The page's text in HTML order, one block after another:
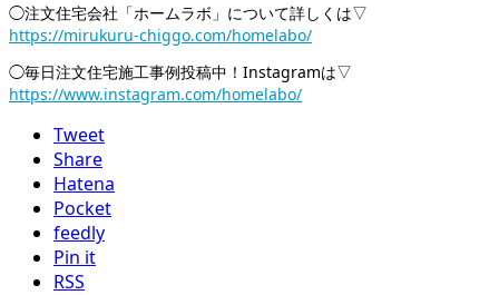
◯注文住宅会社「ホームラボ」について詳しくは▽
https://mirukuru-chiggo.com/homelabo/
◯毎日注文住宅施工事例投稿中！Instagramは▽
https://www.instagram.com/homelabo/
Tweet
Share
Hatena
Pocket
feedly
Pin it
RSS